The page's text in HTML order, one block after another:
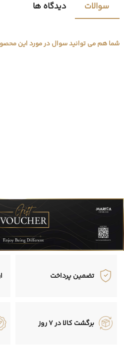
سوالات دیدگاه ها
شما هم می توانید سوال در مورد این
تضمین پرداخت
برگشت کالا در 7 روز